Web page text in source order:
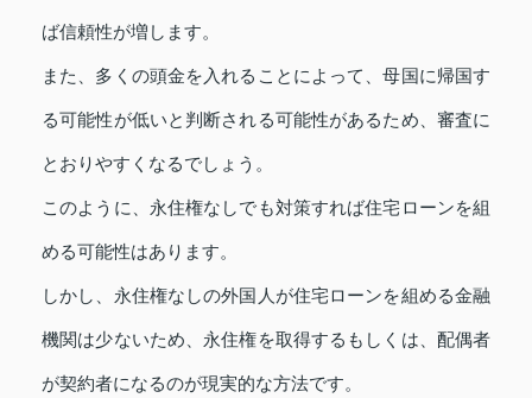
ば信頼性が増します。
また、多くの頭金を入れることによって、母国に帰国す
る可能性が低いと判断される可能性があるため、審査に
とおりやすくなるでしょう。
このように、永住権なしでも対策すれば住宅ローンを組
める可能性はあります。
しかし、永住権なしの外国人が住宅ローンを組める金融
機関は少ないため、永住権を取得するもしくは、配偶者
が契約者になるのが現実的な方法です。